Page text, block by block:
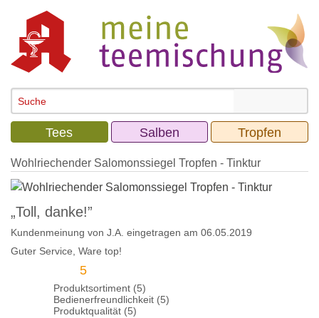
Tees Salben Tropfen
Wohlriechender Salomonssiegel Tropfen - Tinktur
„Toll, danke!”
Kundenmeinung von J.A. eingetragen am 06.05.2019
Guter Service, Ware top!
5
Produktsortiment (5)
Bedienerfreundlichkeit (5)
Produktqualität (5)